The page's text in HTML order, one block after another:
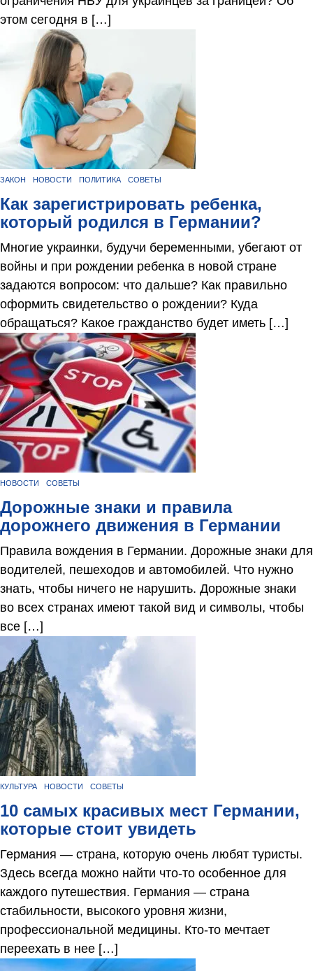
этом сегодня в […]
ЗАКОН НОВОСТИ ПОЛИТИКА СОВЕТЫ
Как зарегистрировать ребенка,
который родился в Германии?
Многие украинки, будучи беременными, убегают от
войны и при рождении ребенка в новой стране
задаются вопросом: что дальше? Как правильно
оформить свидетельство о рождении? Куда
обращаться? Какое гражданство будет иметь […]
НОВОСТИ СОВЕТЫ
Дорожные знаки и правила
дорожнего движения в Германии
Правила вождения в Германии. Дорожные знаки для
водителей, пешеходов и автомобилей. Что нужно
знать, чтобы ничего не нарушить. Дорожные знаки
во всех странах имеют такой вид и символы, чтобы
все […]
КУЛЬТУРА НОВОСТИ СОВЕТЫ
10 самых красивых мест Германии,
которые стоит увидеть
Германия — страна, которую очень любят туристы.
Здесь всегда можно найти что-то особенное для
каждого путешествия. Германия — страна
стабильности, высокого уровня жизни,
профессиональной медицины. Кто-то мечтает
переехать в нее […]